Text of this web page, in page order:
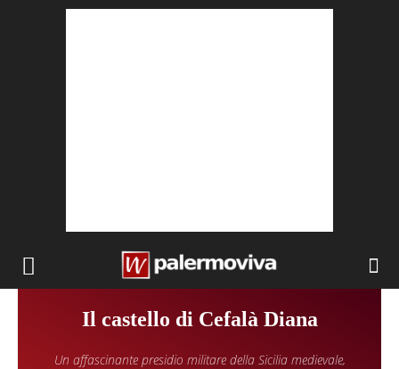
Il castello di Cefalà Diana
Un affascinante presidio militare della Sicilia medievale,